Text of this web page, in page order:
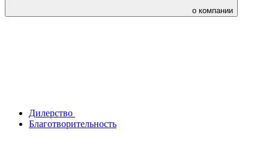
о компании
Дилерство
Благотворительность